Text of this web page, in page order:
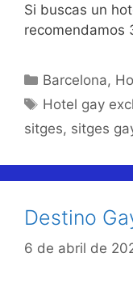
Si buscas un
recomendamos
Categorías
Barcelona,
Etiquetas
Hotel gay
sitges, sitges
Destino
6 de abril de